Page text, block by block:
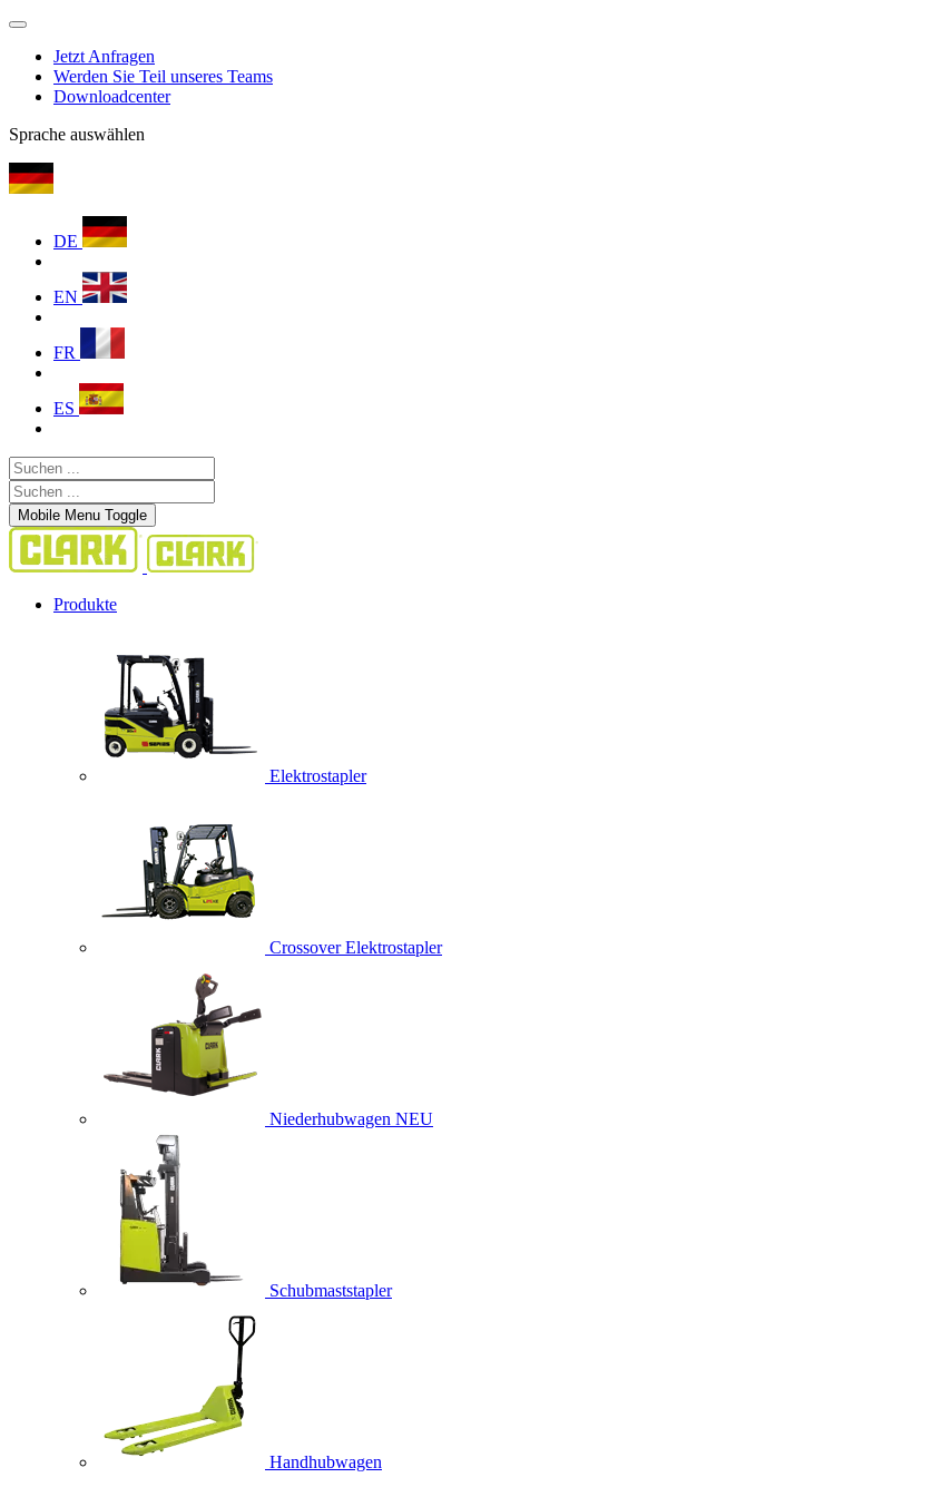
Jetzt Anfragen
Werden Sie Teil unseres Teams
Downloadcenter
Sprache auswählen
DE
EN
FR
ES
Mobile Menu Toggle
Produkte
Elektrostapler
Crossover Elektrostapler
Niederhubwagen NEU
Schubmaststapler
Handhubwagen